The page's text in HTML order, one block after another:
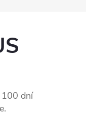
100 dní